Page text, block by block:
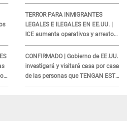
TERROR PARA INMIGRANTES
LEGALES E ILEGALES EN EE.UU. |
ICE aumenta operativos y arrestos
a extranjeros en aeropuertos
CONFIRMADO | Gobierno de EE.UU.
investigará y visitará casa por casa
de las personas que TENGAN ESTE
TRABAJO